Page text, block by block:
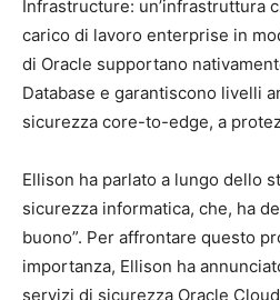
Infrastructure: un’infrastruttura
carico di lavoro enterprise in
di Oracle supportano
Database e garantiscono livelli
sicurezza core-to-edge, a
Ellison ha parlato a lungo dello
sicurezza informatica, che, ha
buono”. Per affrontare questo
importanza, Ellison ha
servizi di sicurezza Oracle